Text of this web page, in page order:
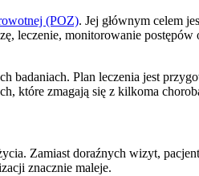
(POZ). Jej głównym celem
leczenie, monitorowanie
badaniach. Plan leczenia jest
które zmagają się z kilkoma
Zamiast doraźnych wizyt,
znacznie maleje.